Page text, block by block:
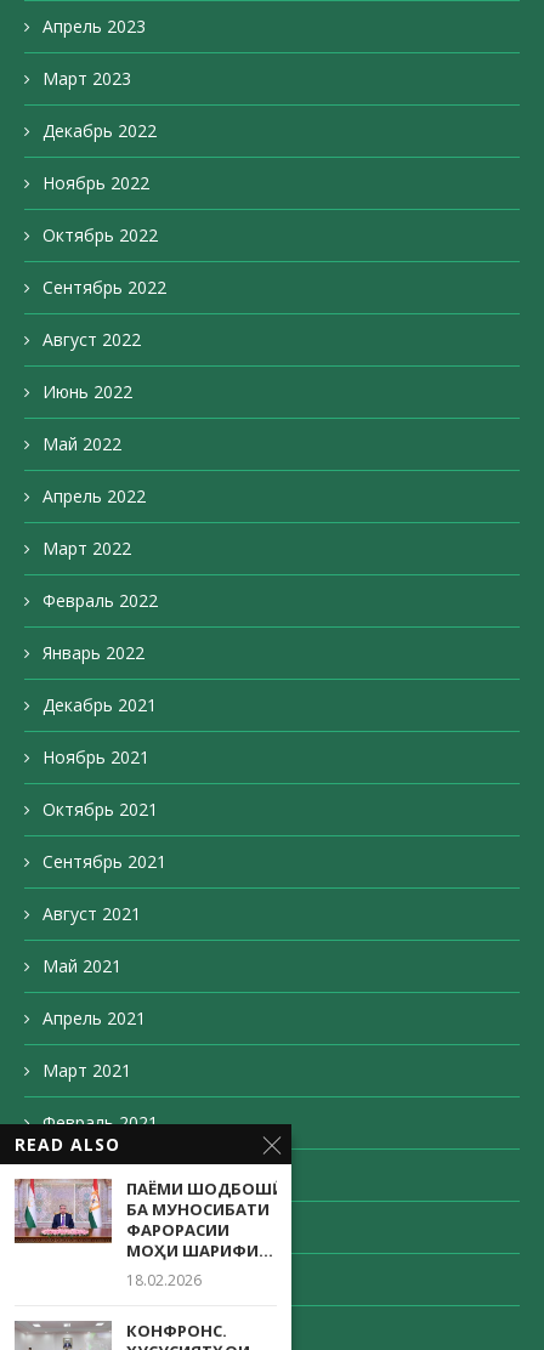
Апрель 2023
Март 2023
Декабрь 2022
Ноябрь 2022
Октябрь 2022
Сентябрь 2022
Август 2022
Июнь 2022
Май 2022
Апрель 2022
Март 2022
Февраль 2022
Январь 2022
Декабрь 2021
Ноябрь 2021
Октябрь 2021
Сентябрь 2021
Август 2021
Май 2021
Апрель 2021
Март 2021
Февраль 2021
Декабрь 2020
Ноябрь 2020
Октябрь 2020
Сентябрь 2020
READ ALSO
ПАЁМИ ШОДБОШӢ
БА МУНОСИБАТИ
ФАРОРАСИИ
МОҲИ ШАРИФИ...
18.02.2026
КОНФРОНС.